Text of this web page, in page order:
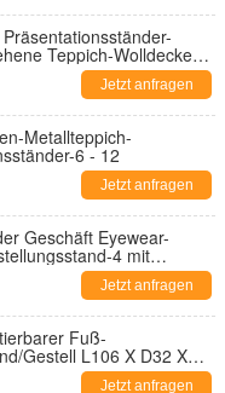
Teppich-Wolldecken-
Jetzt anfragen
Metallteppich-
6 - 12
Jetzt anfragen
Geschäft Eyewear-
4 mit
Jetzt anfragen
Fuß-
Gestell L106 X D32 X
Jetzt anfragen